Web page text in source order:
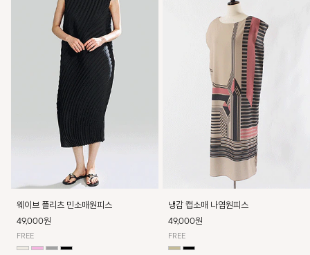
웨이브 플리츠 민소매원피스
49,000원
FREE
냉감 캡소매 나염원피스
49,000원
FREE